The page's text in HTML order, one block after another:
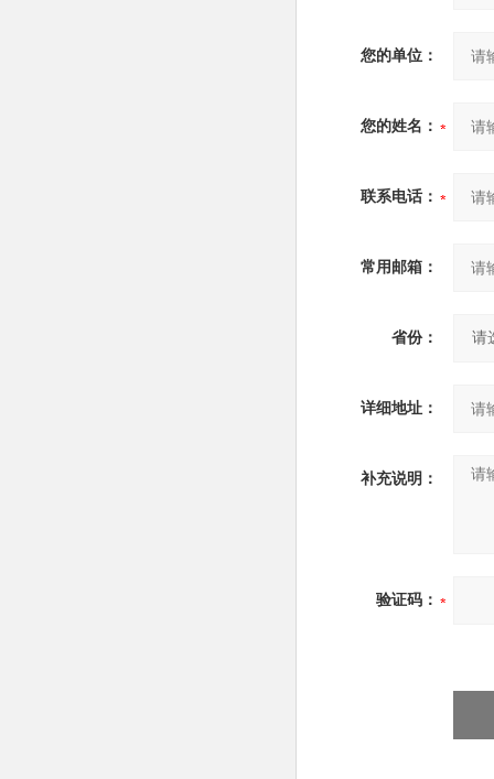
您的单位：
您的姓名：
联系电话：
常用邮箱：
省份：
详细地址：
补充说明：
验证码：